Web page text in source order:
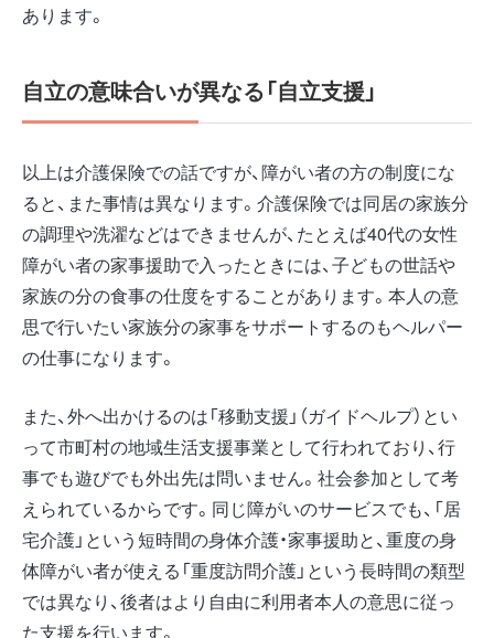
あります。
自立の意味合いが異なる「自立支援」
以上は介護保険での話ですが、障がい者の方の制度にな
ると、また事情は異なります。介護保険では同居の家族分
の調理や洗濯などはできませんが、たとえば40代の女性
障がい者の家事援助で入ったときには、子どもの世話や
家族の分の食事の仕度をすることがあります。本人の意
思で行いたい家族分の家事をサポートするのもヘルパー
の仕事になります。
また、外へ出かけるのは「移動支援」（ガイドヘルプ）とい
って市町村の地域生活支援事業として行われており、行
事でも遊びでも外出先は問いません。社会参加として考
えられているからです。同じ障がいのサービスでも、「居
宅介護」という短時間の身体介護・家事援助と、重度の身
体障がい者が使える「重度訪問介護」という長時間の類型
では異なり、後者はより自由に利用者本人の意思に従っ
た支援を行います。